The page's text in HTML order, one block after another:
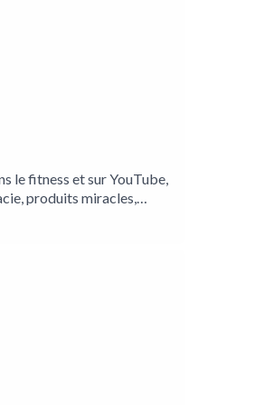
entourage et dévoilé en
le fitness et sur YouTube,
produits miracles,